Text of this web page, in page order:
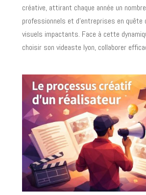
créative, attirant chaque année un
professionnels et d’entreprises en quête
visuels impactants. Face à cette
choisir son videaste lyon, collaborer